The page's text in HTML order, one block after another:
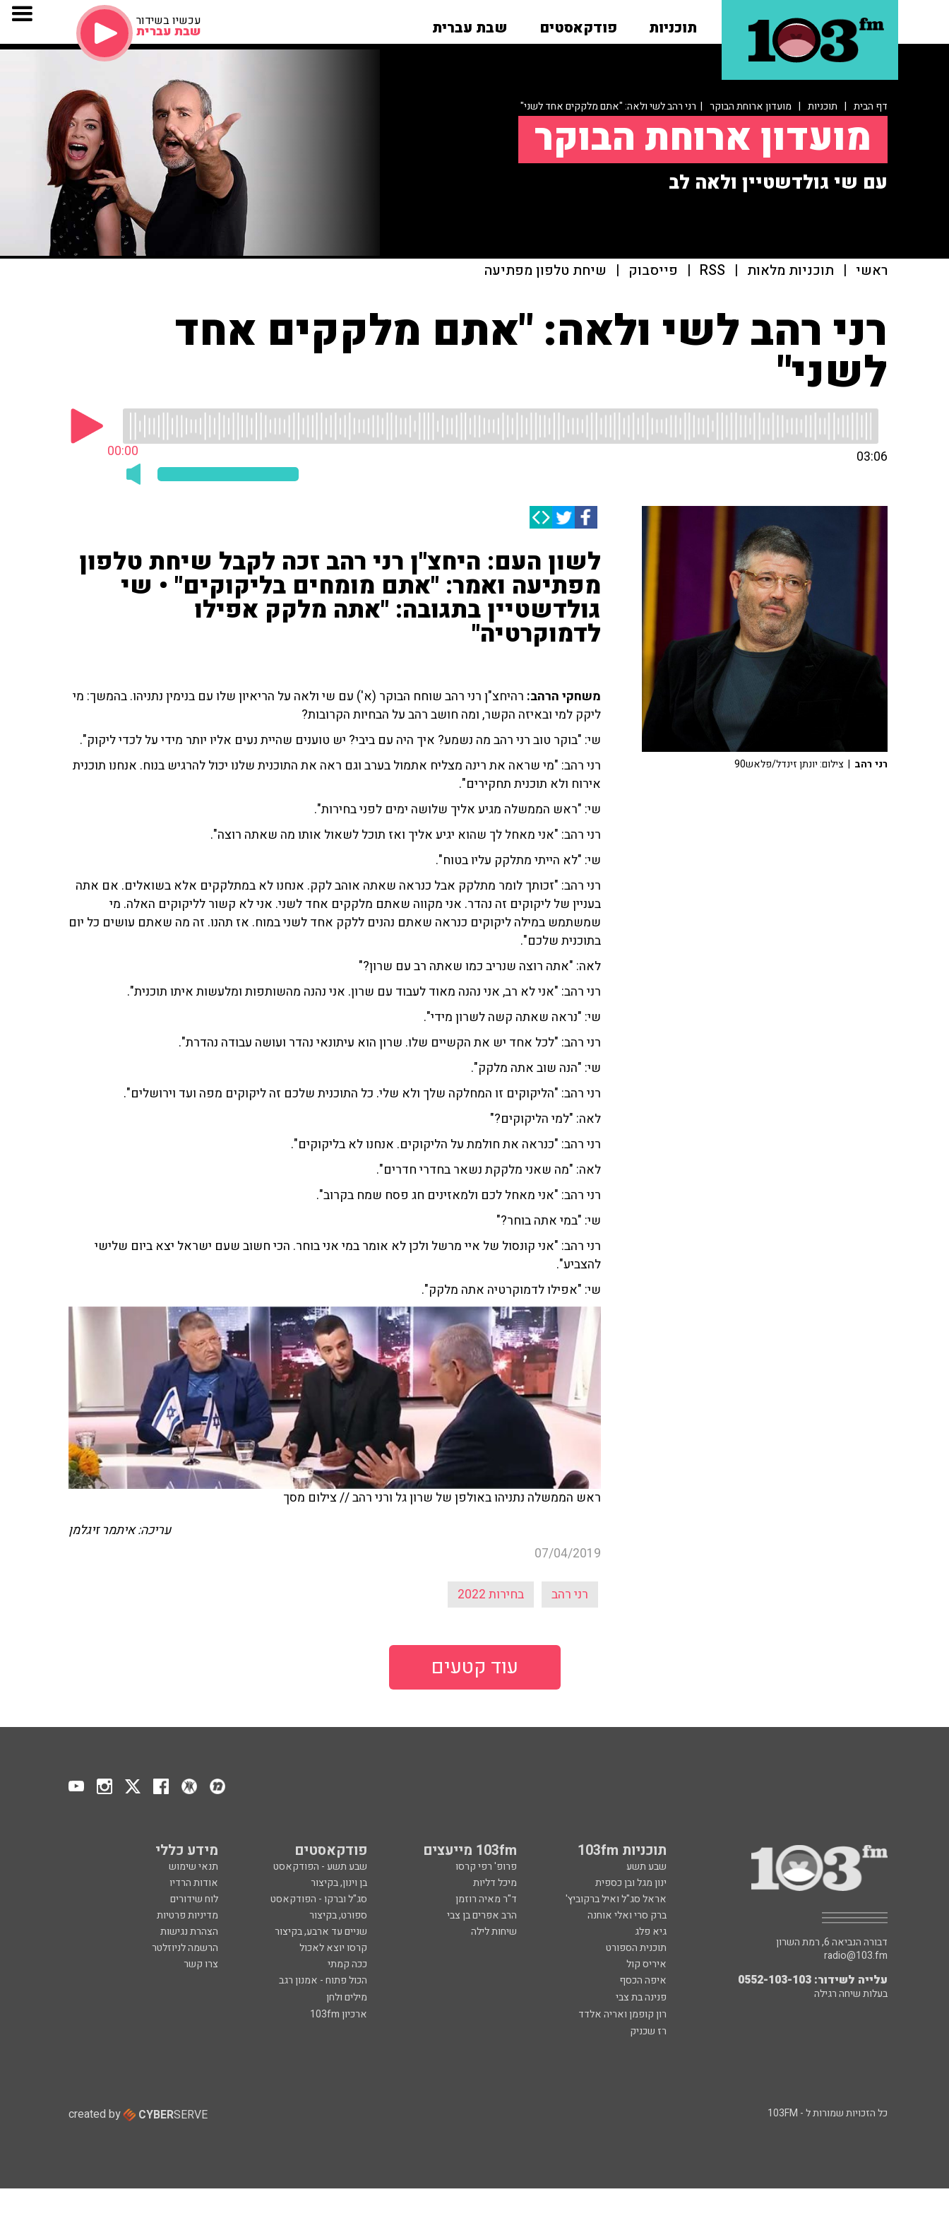
תוכניות פודקאסטים שבת עברית עכשיו בשידור
שבת עברית
דף הבית | תוכניות | מועדון ארוחת הבוקר | רני רהב לשי ולאה: "אתם מלקקים אחד לשני"
מועדון ארוחת הבוקר
עם שי גולדשטיין ולאה לב
ראשי | תוכניות מלאות |
RSS
| פייסבוק | שיחת טלפון מפתיעה
רני רהב לשי ולאה: "אתם מלקקים אחד
לשני"
00:00 03:06
לשון העם: היחצ"ן רני רהב זכה לקבל שיחת טלפון
מפתיעה ואמר: "אתם מומחים בליקוקים" • שי
גולדשטיין בתגובה: "אתה מלקק אפילו
לדמוקרטיה"
משחקי הרהב: רהיחצ"ן רני רהב שוחח הבוקר (א') עם שי ולאה על הריאיון שלו עם בנימין נתניהו. בהמשך: מי
ליקק למי ובאיזה הקשר, ומה חושב רהב על הבחיות הקרובות?
שי: "בוקר טוב רני רהב מה נשמע? איך היה עם ביבי? יש טוענים שהיית נעים אליו יותר מידי על לכדי ליקוק".
רני רהב: "מי שראה את רינה מצליח אתמול בערב וגם ראה את התוכנית שלנו יכול להרגיש בנוח. אנחנו תוכנית
אירוח ולא תוכנית תחקירים".
שי: "ראש הממשלה מגיע אליך שלושה ימים לפני בחירות".
רני רהב: "אני מאחל לך שהוא יגיע אליך ואז תוכל לשאול אותו מה שאתה רוצה".
שי: "לא הייתי מתלקק עליו בטוח".
רני רהב: "זכותך לומר מתלקק אבל כנראה שאתה אוהב לקק. אנחנו לא במתלקקים אלא בשואלים. אם אתה
בעניין של ליקוקים זה נהדר. אני מקווה שאתם מלקקים אחד לשני. אני לא קשור לליקוקים האלה. מי
שמשתמש במילה ליקוקים כנראה שאתם נהנים ללקק אחד לשני במוח. אז תהנו. זה מה שאתם עושים כל יום
בתוכנית שלכם".
לאה: "אתה רוצה שנריב כמו שאתה רב עם שרון?"
רני רהב: "אני לא רב, אני נהנה מאוד לעבוד עם שרון. אני נהנה מהשותפות ומלעשות איתו תוכנית".
שי: "נראה שאתה קשה לשרון מידי".
רני רהב: "לכל אחד יש את הקשיים שלו. שרון הוא עיתונאי נהדר ועושה עבודה נהדרת".
שי: "הנה שוב אתה מלקק".
רני רהב: "הליקוקים זו המחלקה שלך ולא שלי. כל התוכנית שלכם זה ליקוקים מפה ועד וירושלים".
לאה: "למי הליקוקים?"
רני רהב: "כנראה את חולמת על הליקוקים. אנחנו לא בליקוקים".
לאה: "מה שאני מלקקת נשאר בחדרי חדרים".
רני רהב: "אני מאחל לכם ולמאזינים חג פסח שמח בקרוב".
שי: "במי אתה בוחר?"
רני רהב: "אני קונסול של איי מרשל ולכן לא אומר במי אני בוחר. הכי חשוב שעם ישראל יצא ביום שלישי
להצביע".
שי: "אפילו לדמוקרטיה אתה מלקק".
ראש הממשלה נתניהו באולפן של שרון גל ורני רהב // צילום מסך
עריכה: איתמר זיגלמן
07/04/2019
רני רהב בחירות 2022
רני רהב | צילום: יונתן זינדל/פלאש90
עוד קטעים
תוכניות 103fm 103fm מייעצים פודקאסטים מידע כללי
שבע תשע פרופ' רפי קרסו שבע תשע - הפודקאסט
תנאי שימוש
ינון מגל ובן כספית
מיכל דליות בן וינון, בקיצור
אודות הרדיו
אראל סג"ל ואיל ברקוביץ'
ד"ר מאיה רוזמן סג"ל וברקו - הפודקאסט
לוח שידורים
ברק סרי ואלי אוחנה
הרב אפרים בן צבי ספורט, בקיצור
מדיניות פרטיות
גיא פלג
שיחות לילה שניים עד ארבע, בקיצור
הצהרת נגישות
תוכנית הספורט
קרסו יוצא לאכול
הרשמה לניוזלטר
איריס קול
ככה קמתי
צרו קשר
איפה הכסף
הכול פתוח - אמנון רגב
פנינה בת צבי
מילים ולחן
רון קופמן ואריה אלדד
ארכיון 103fm
רז שכניק
דבורה הנביאה 6, רמת השרון
radio@103.fm
עלייה לשידור: 0552-103-103
בעלות שיחה רגילה
כל הזכויות שמורות ל - 103FM created by CYBERSERVE